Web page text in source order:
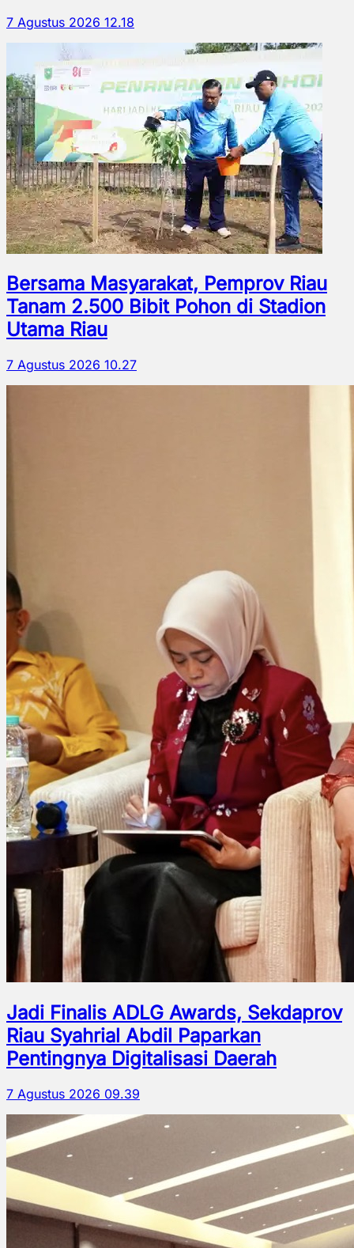
7 Agustus 2026 12.18
Bersama Masyarakat, Pemprov Riau
Tanam 2.500 Bibit Pohon di Stadion
Utama Riau
7 Agustus 2026 10.27
Jadi Finalis ADLG Awards, Sekdaprov
Riau Syahrial Abdil Paparkan
Pentingnya Digitalisasi Daerah
7 Agustus 2026 09.39